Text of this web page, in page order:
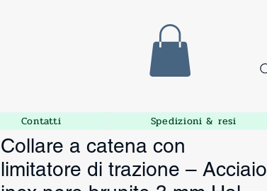
Contatti Spedizioni & resi
Collare a catena con
limitatore di trazione – Acciaio